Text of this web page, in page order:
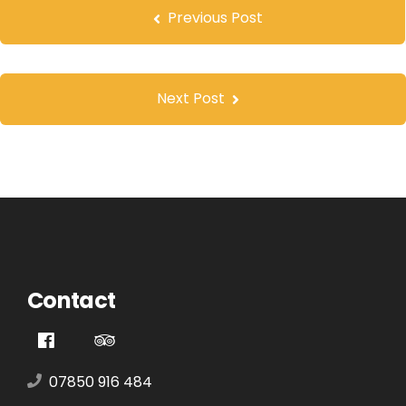
Previous Post
Next Post
Contact
07850 916 484